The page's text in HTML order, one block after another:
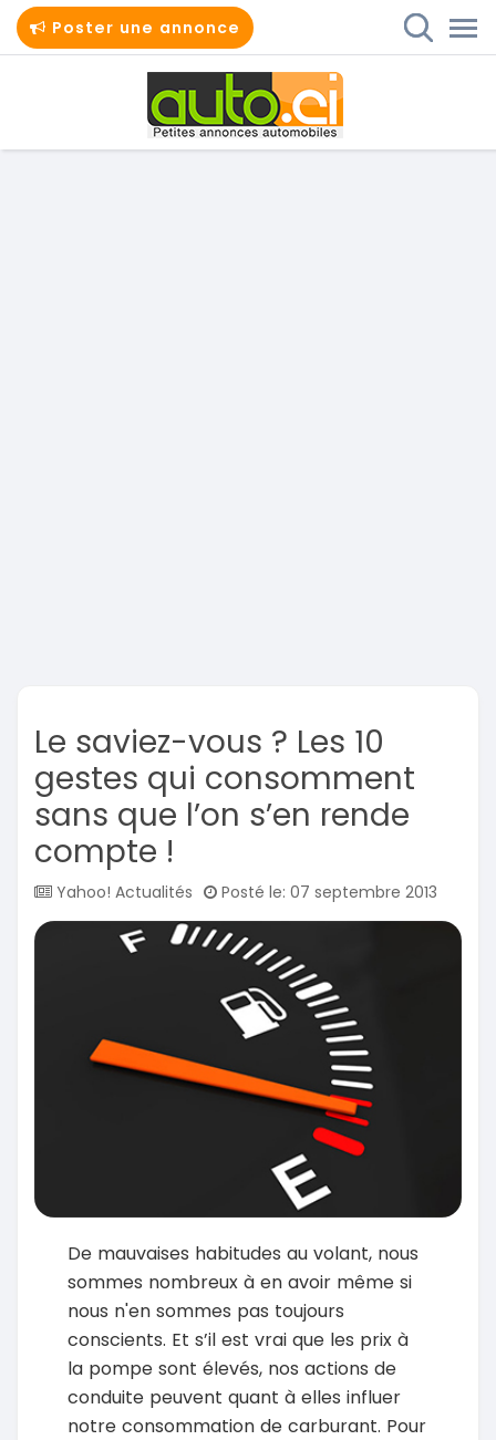
Poster une annonce
Le saviez-vous ? Les 10
gestes qui consomment
sans que l’on s’en rende
compte !
Yahoo! Actualités Posté le: 07 septembre 2013
De mauvaises habitudes au volant, nous
sommes nombreux à en avoir même si
nous n'en sommes pas toujours
conscients. Et s’il est vrai que les prix à
la pompe sont élevés, nos actions de
conduite peuvent quant à elles influer
notre consommation de carburant. Pour